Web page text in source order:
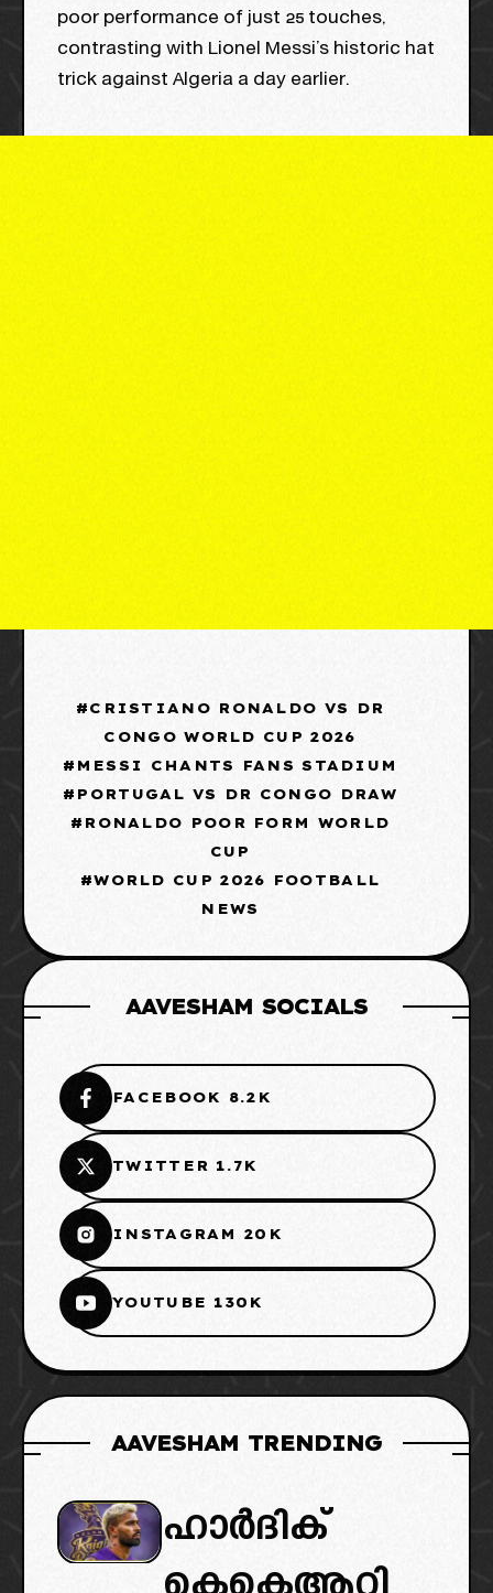
poor performance of just 25 touches,
contrasting with Lionel Messi’s historic hat
trick against Algeria a day earlier.
CRISTIANO RONALDO VS DR
CONGO WORLD CUP 2026
MESSI CHANTS FANS STADIUM
PORTUGAL VS DR CONGO DRAW
RONALDO POOR FORM WORLD
CUP
WORLD CUP 2026 FOOTBALL
NEWS
AAVESHAM SOCIALS
FACEBOOK 8.2K
TWITTER 1.7K
INSTAGRAM 20K
YOUTUBE 130K
AAVESHAM TRENDING
ഹാർദിക്